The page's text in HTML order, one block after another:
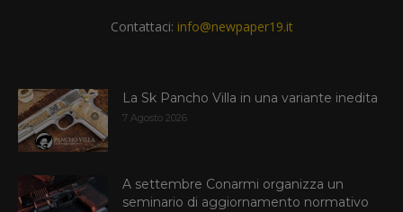
Contattaci: info@newpaper19.it
La Sk Pancho Villa in una variante inedita
7 Agosto 2026
A settembre Conarmi organizza un
seminario di aggiornamento normativo